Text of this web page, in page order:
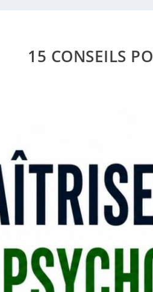
15 CONSEILS